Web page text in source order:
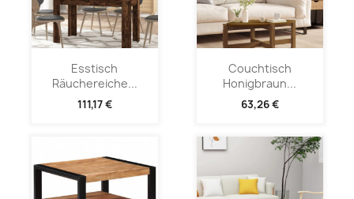
Esstisch
Räuchereiche...
111,17 €
Couchtisch
Honigbraun...
63,26 €